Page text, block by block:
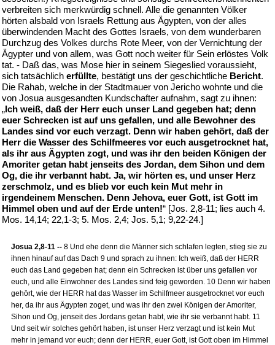
verbreiten sich merkwürdig schnell. Alle die genannten Völker
hörten alsbald von Israels Rettung aus Ägypten, von der alles
überwindenden Macht des Gottes Israels, von dem wunderbaren
Durchzug des Volkes durchs Rote Meer, von der Vernichtung der
Ägypter und von allem, was Gott noch weiter für Sein erlöstes Volk
tat. - Daß das, was Mose hier in seinem Siegeslied voraussieht,
sich tatsächlich erfüllte, bestätigt uns der geschichtliche Bericht.
Die Rahab, welche in der Stadtmauer von Jericho wohnte und die
von Josua ausgesandten Kundschafter aufnahm, sagt zu ihnen:
„Ich weiß, daß der Herr euch unser Land gegeben hat; denn
euer Schrecken ist auf uns gefallen, und alle Bewohner des
Landes sind vor euch verzagt. Denn wir haben gehört, daß der
Herr die Wasser des Schilfmeeres vor euch ausgetrocknet hat,
als ihr aus Ägypten zogt, und was ihr den beiden Königen der
Amoriter getan habt jenseits des Jordan, dem Sihon und dem
Og, die ihr verbannt habt. Ja, wir hörten es, und unser Herz
zerschmolz, und es blieb vor euch kein Mut mehr in
irgendeinem Menschen. Denn Jehova, euer Gott, ist Gott im
Himmel oben und auf der Erde unten!“ [Jos. 2,8-11; lies auch 4.
Mos. 14,14; 22,1-3; 5. Mos. 2,4; Jos. 5,1; 9,22-24.]
Josua 2,8-11 -- 8 Und ehe denn die Männer sich schlafen legten, stieg sie zu
ihnen hinauf auf das Dach 9 und sprach zu ihnen: Ich weiß, daß der HERR
euch das Land gegeben hat; denn ein Schrecken ist über uns gefallen vor
euch, und alle Einwohner des Landes sind feig geworden. 10 Denn wir haben
gehört, wie der HERR hat das Wasser im Schilfmeer ausgetrocknet vor euch
her, da ihr aus Ägypten zoget, und was ihr den zwei Königen der Amoriter,
Sihon und Og, jenseit des Jordans getan habt, wie ihr sie verbannt habt. 11
Und seit wir solches gehört haben, ist unser Herz verzagt und ist kein Mut
mehr in jemand vor euch; denn der HERR, euer Gott, ist Gott oben im Himmel